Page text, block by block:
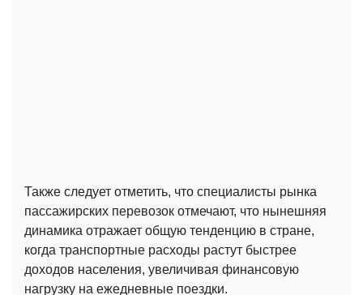
Также следует отметить, что специалисты рынка
пассажирских перевозок отмечают, что нынешняя
динамика отражает общую тенденцию в стране,
когда транспортные расходы растут быстрее
доходов населения, увеличивая финансовую
нагрузку на ежедневные поездки.